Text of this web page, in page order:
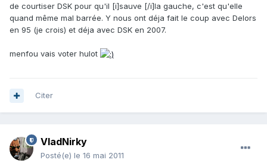
de courtiser DSK pour qu'il [i]sauve [/i]la gauche, c'est qu'elle
quand même mal barrée. Y nous ont déja fait le coup avec Delors
en 95 (je crois) et déja avec DSK en 2007.
menfou vais voter hulot
Citer
VladNirky
Posté(e) le 16 mai 2011